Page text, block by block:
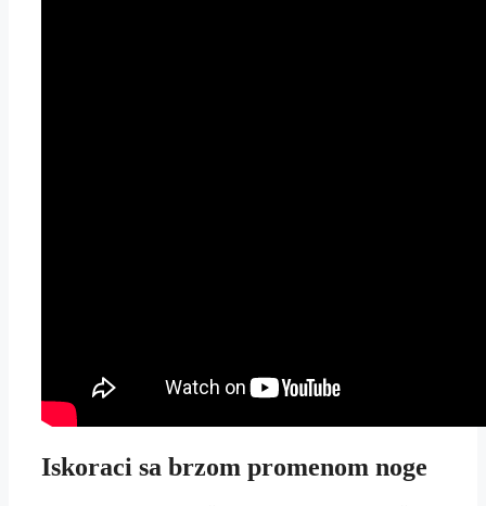
Iskoraci sa brzom promenom noge